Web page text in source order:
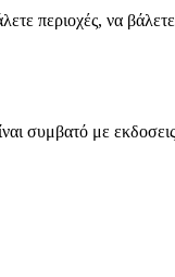
περιοχές, να
συμβατό με